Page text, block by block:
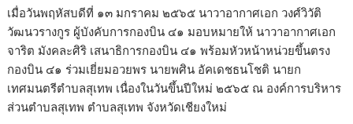
b
o
o
k
er di
t
g
er
bl
r
e
st
y
Li
n
e
เมื่อวันพฤหัสบดีที่ ๑๓ มกราคม ๒๕๖๕ นาวาอากาศเอก วงศ์วิวัติ
วัฒนวรางกูร ผู้บังคับการกองบิน ๔๑ มอบหมายให้ นาวาอากาศเอก
จาริต มังคละศิริ เสนาธิการกองบิน ๔๑ พร้อมหัวหน้าหน่วยขึ้นตรง
กองบิน ๔๑ ร่วมเยี่ยมอวยพร นายพศิน อัคเดชธนโชติ นายก
เทศมนตรีตำบลสุเทพ เนื่องในวันขึ้นปีใหม่ ๒๕๖๕ ณ องค์การบริหาร
ส่วนตำบลสุเทพ ตำบลสุเทพ จังหวัดเชียงใหม่